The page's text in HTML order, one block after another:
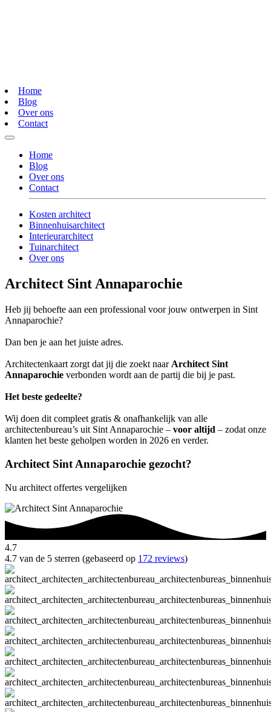
Home
Blog
Over ons
Contact
Home
Blog
Over ons
Contact
Kosten architect
Binnenhuisarchitect
Interieurarchitect
Tuinarchitect
Over ons
Architect Sint Annaparochie
Heb jij behoefte aan een professional voor jouw ontwerpen in Sint
Annaparochie?
Dan ben je aan het juiste adres.
Architectenkaart zorgt dat jij die zoekt naar Architect Sint
Annaparochie verbonden wordt aan de partij die bij je past.
Het beste gedeelte?
Wij doen dit compleet gratis & onafhankelijk van alle
architectenbureau’s uit Sint Annaparochie – voor altijd – zodat onze
klanten het beste geholpen worden in 2026 en verder.
Architect Sint Annaparochie gezocht?
Nu architect offertes vergelijken
4.7
4.7 van de 5 sterren (gebaseerd op 172 reviews)